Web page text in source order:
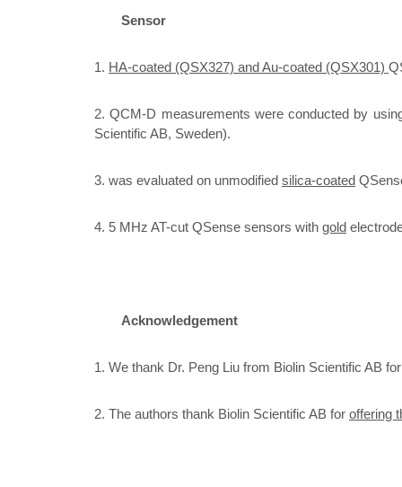
Sensor
1. HA-coated (QSX327) and Au-coated (QSX301)
2.QCM-D measurements were conducted by
Scientific AB, Sweden).
3. was evaluated on unmodified silica-coated
4. 5 MHz AT-cut QSense sensors with gold
Acknowledgement
1. We thank Dr. Peng Liu from Biolin Scientific AB
2. The authors thank Biolin Scientific AB for offering